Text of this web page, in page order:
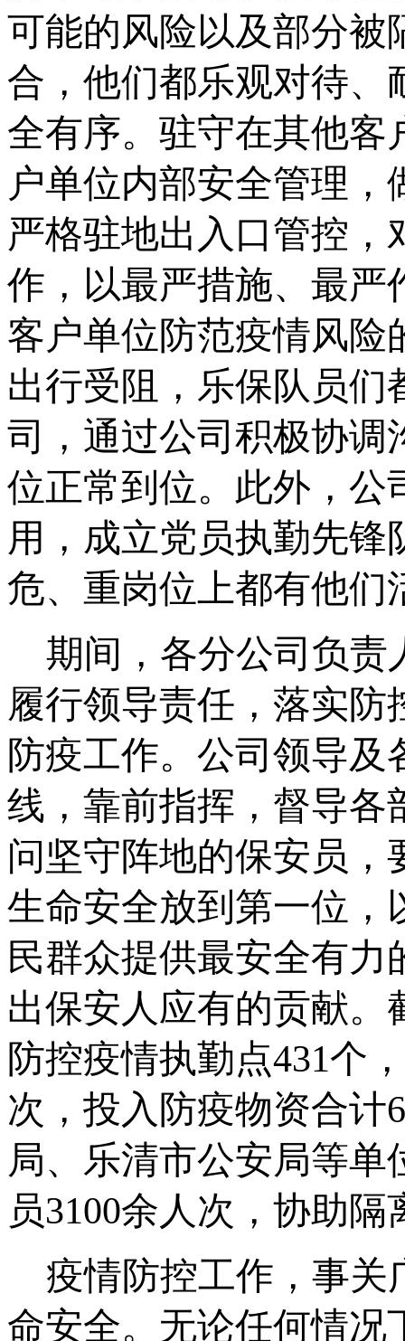
可能的风险以及部分被
合，他们都乐观对待、
全有序。驻守在其他客
户单位内部安全管理
严格驻地出入口管控
作，以最严措施、最严
客户单位防范疫情风险
出行受阻，乐保队员们
司，通过公司积极协调
位正常到位。此外，公
用，成立党员执勤先
危、重岗位上都有他们
期间，各分公司负责
履行领导责任，落实
防疫工作。公司领导
线，靠前指挥，督导各
问坚守阵地的保安员
生命安全放到第一位，
民群众提供最安全有
出保安人应有的贡献。
防控疫情执勤点431个
次，投入防疫物资合计
局、乐清市公安局等
员3100余人次，协助隔
疫情防控工作，事关
命安全。无论任何情况